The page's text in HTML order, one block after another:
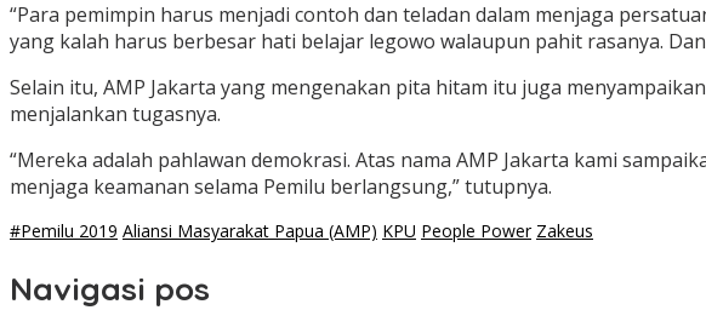
“Para pemimpin harus menjadi contoh dan teladan dalam menjaga
yang kalah harus berbesar hati belajar legowo walaupun pahit rasanya.
Selain itu, AMP Jakarta yang mengenakan pita hitam itu juga
menjalankan tugasnya.
“Mereka adalah pahlawan demokrasi. Atas nama AMP Jakarta kami
menjaga keamanan selama Pemilu berlangsung,” tutupnya.
#Pemilu 2019 Aliansi Masyarakat Papua (AMP) KPU People Power Zakeus
Navigasi pos